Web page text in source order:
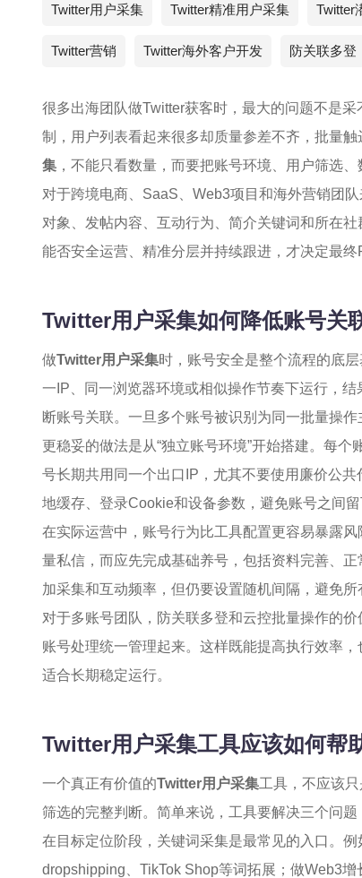
Twitter用户采集 Twitter精准用户采集 Twitter
Twitter营销 Twitter海外客户开发 防关联多登
很多出海团队做Twitter获客时，最大的问题不是
制，用户列表看起来很多却质量参差不齐，批量
集 ，不能只看数量，而要把账号环境、用户筛选
对于跨境电商、SaaS、Web3项目和海外营销团
对象、发帖内容、互动行为、简介关键词和所在
能否安全运营、精准分层并持续跟进，才决定最终
Twitter用户采集如何降低账号关
做Twitter用户采集时，账号安全是整个流程的底
一IP、同一浏览器环境或相似操作节奏下运行，
断账号关联。一旦多个账号被识别为同一批量操
更稳妥的做法是从“独立账号环境”开始搭建。每
号长期共用同一个出口IP，尤其不要使用廉价公
地缓存、登录Cookie和设备参数，避免账号之间留
在实际运营中，账号行为比工具配置更容易暴露
量私信，而应先完成基础养号，包括资料完善、
加采集和互动频率，但仍要设置随机间隔，避免所
对于多账号团队，防关联多登和云控批量操作的
账号处理统一管理起来。这样既能提高执行效率
适合长期稳定运行。
Twitter用户采集工具应该如何帮
一个真正有价值的Twitter用户采集工具，不应该
筛选的完整判断。简单来说，工具要解决三个问
在目标定位阶段，关键词采集是最常见的入口。
dropshipping、TikTok Shop等词拓展；做Web3